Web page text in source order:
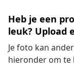
Heb je een
leuk? Upload
Je foto kan
hieronder om te